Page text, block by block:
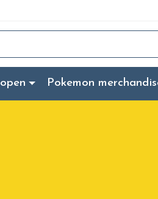
Pokemon